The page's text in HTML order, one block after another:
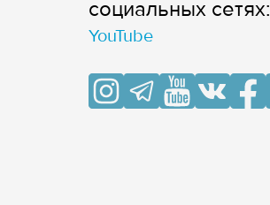
cоциальных сетях:
YouTube